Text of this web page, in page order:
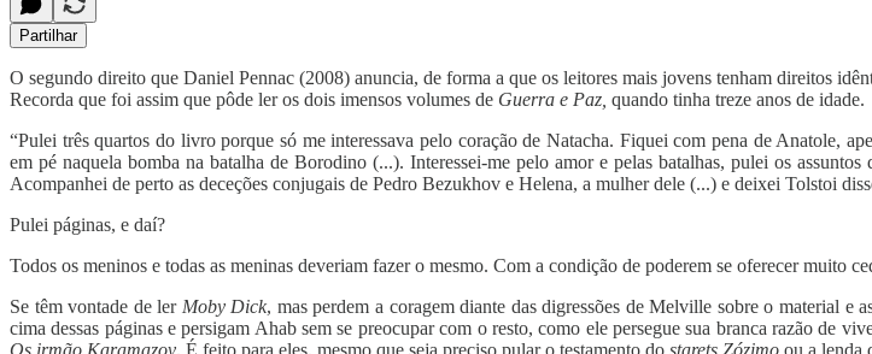
Partilhar
O segundo direito que Daniel Pennac (2008) anuncia, de forma a que os leitores mais jovens tenham direitos
Recorda que foi assim que pôde ler os dois imensos volumes de Guerra e Paz, quando tinha treze anos de idade.
“Pulei três quartos do livro porque só me interessava pelo coração de Natacha. Fiquei com pena de Anatole,
em pé naquela bomba na batalha de Borodino (...). Interessei-me pelo amor e pelas batalhas, pulei os
Acompanhei de perto as deceções conjugais de Pedro Bezukhov e Helena, a mulher dele (...) e deixei Tolstoi
Pulei páginas, e daí?
Todos os meninos e todas as meninas deveriam fazer o mesmo. Com a condição de poderem se oferecer muito
Se têm vontade de ler Moby Dick, mas perdem a coragem diante das digressões de Melville sobre o material e
cima dessas páginas e persigam Ahab sem se preocupar com o resto, como ele persegue sua branca razão
Os irmão Karamazov. É feito para eles, mesmo que seja preciso pular o testamento do starets Zózimo ou a lenda